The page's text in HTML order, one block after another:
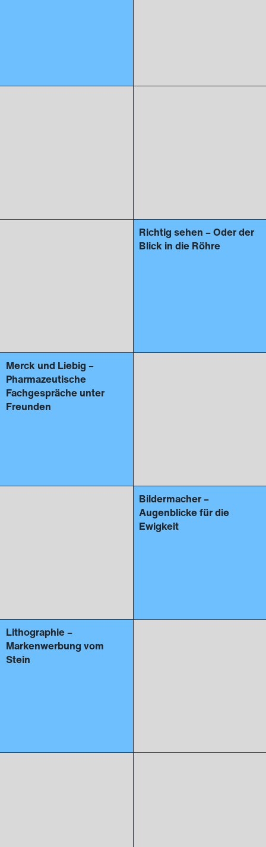
Merck und Liebig –
Pharmazeutische
Fachgespräche unter
Freunden
Richtig sehen – Oder der
Blick in die Röhre
Bildermacher –
Augenblicke für die
Ewigkeit
Lithographie –
Markenwerbung vom
Stein